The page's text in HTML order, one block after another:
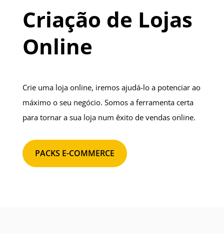
Criação de Lojas
Online
Crie uma loja online, iremos ajudá-lo a potenciar ao
máximo o seu negócio. Somos a ferramenta certa
para tornar a sua loja num êxito de vendas online.
PACKS E-COMMERCE